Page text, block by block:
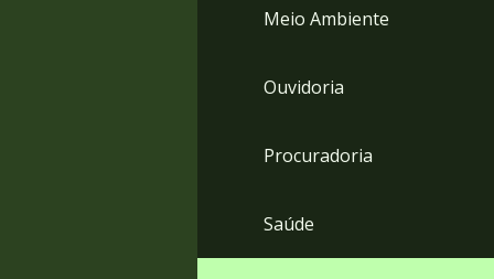
Meio Ambiente
Ouvidoria
Procuradoria
Saúde